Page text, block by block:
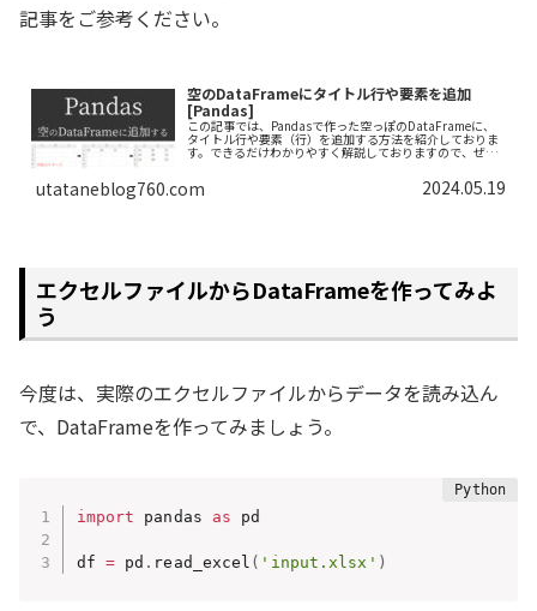
記事をご参考ください。
空のDataFrameにタイトル行や要素を追加
[Pandas]
この記事では、Pandasで作った空っぽのDataFrameに、
タイトル行や要素（行）を追加する方法を紹介しておりま
す。できるだけわかりやすく解説しておりますので、ぜひ
utataneblog760.com 2024.05.19
エクセルファイルからDataFrameを作ってみよ
う
今度は、実際のエクセルファイルからデータを読み込ん
で、DataFrameを作ってみましょう。
import pandas as pd
df = pd . read_excel ( 'input.xlsx' )